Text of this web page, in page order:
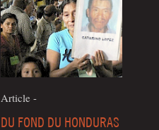
Article -
DU FOND DU HONDURAS